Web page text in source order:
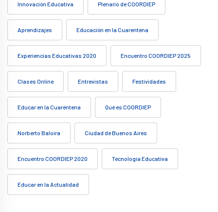
Innovación Educativa Plenario de COORDIEP
Aprendizajes Educación en la Cuarentena
Experiencias Educativas 2020 Encuentro COORDIEP 2025
Clases Online Entrevistas Festividades
Educar en la Cuarentena Qué es COORDIEP
Norberto Baloira Ciudad de Buenos Aires
Encuentro COORDIEP 2020 Tecnología Educativa
Educar en la Actualidad